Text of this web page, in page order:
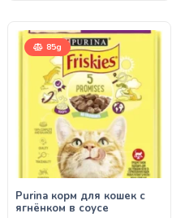
85g
Purina корм для кошек с
ягнёнком в соусе